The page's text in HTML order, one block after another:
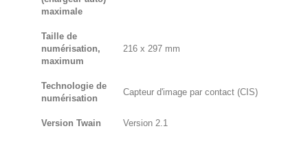
maximale
Taille de
numérisation,
maximum
216 x 297 mm
Technologie de
numérisation
Capteur d'image par contact (CIS)
Version Twain Version 2.1